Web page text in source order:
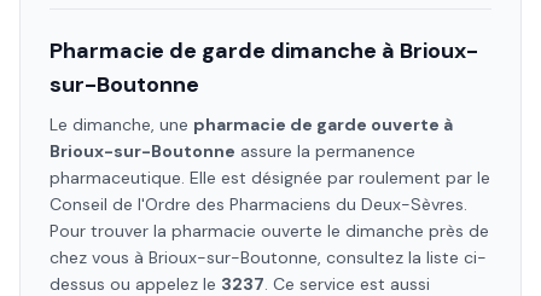
Pharmacie de garde dimanche à Brioux-
sur-Boutonne
Le dimanche, une pharmacie de garde ouverte à
Brioux-sur-Boutonne assure la permanence
pharmaceutique. Elle est désignée par roulement par le
Conseil de l'Ordre des Pharmaciens du Deux-Sèvres.
Pour trouver la pharmacie ouverte le dimanche près de
chez vous à Brioux-sur-Boutonne, consultez la liste ci-
dessus ou appelez le 3237. Ce service est aussi